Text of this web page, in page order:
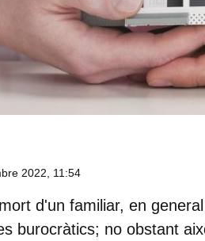
2022, 11:54
d'un familiar, en
burocràtics; no obstant